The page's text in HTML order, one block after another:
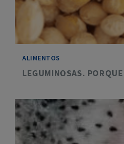
ALIMENTOS
LEGUMINOSAS.